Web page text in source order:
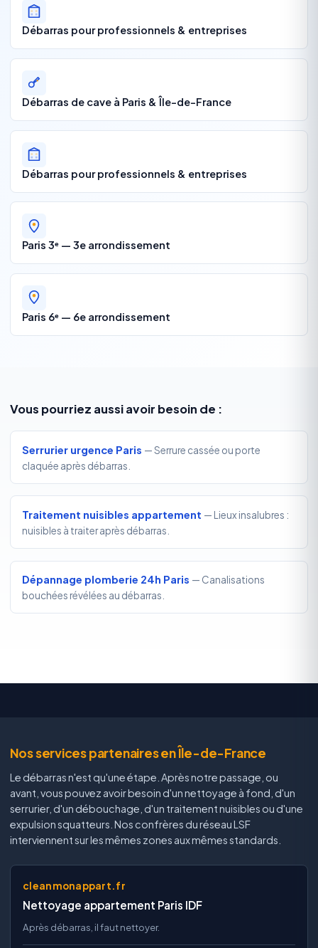
Débarras pour professionnels & entreprises
Débarras de cave à Paris & Île-de-France
Débarras pour professionnels & entreprises
Paris 3ᵉ — 3e arrondissement
Paris 6ᵉ — 6e arrondissement
Vous pourriez aussi avoir besoin de :
Serrurier urgence Paris — Serrure cassée ou porte
claquée après débarras.
Traitement nuisibles appartement — Lieux insalubres :
nuisibles à traiter après débarras.
Dépannage plomberie 24h Paris — Canalisations
bouchées révélées au débarras.
Nos services partenaires en Île-de-France
Le débarras n'est qu'une étape. Après notre passage, ou
avant, vous pouvez avoir besoin d'un nettoyage à fond, d'un
serrurier, d'un débouchage, d'un traitement nuisibles ou d'une
expulsion squatteurs. Nos confrères du réseau LSF
interviennent sur les mêmes zones aux mêmes standards.
cleanmonappart.fr
Nettoyage appartement Paris IDF
Après débarras, il faut nettoyer.